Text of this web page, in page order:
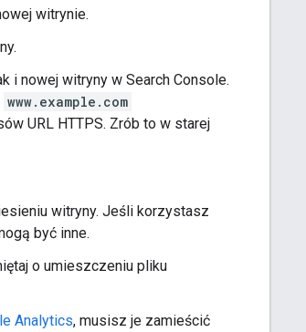
witrynie.
i nowej witryny w Search Console.
www.example.com
URL HTTPS. Zrób to w starej
witryny. Jeśli korzystasz
być inne.
o umieszczeniu pliku
Analytics, musisz je zamieścić